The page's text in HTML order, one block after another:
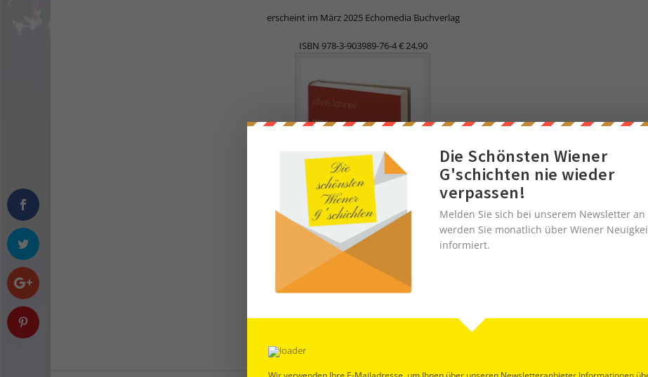
erscheint im März 2025 Echomedia Buchverlag
ISBN 978-3-903989-76-4 € 24,90
Foto: Gabriel Müller
Die Schönsten Wiener
G'schichten nie wieder
verpassen!
Melden Sie sich bei unserem Newsletter an
werden Sie monatlich über Wiener
informiert.